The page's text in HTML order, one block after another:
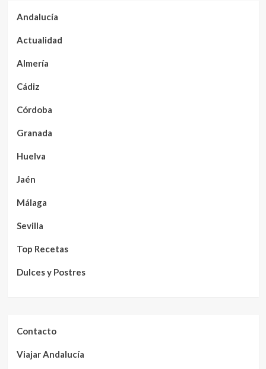
Andalucía
Actualidad
Almería
Cádiz
Córdoba
Granada
Huelva
Jaén
Málaga
Sevilla
Top Recetas
Dulces y Postres
Contacto
Viajar Andalucía